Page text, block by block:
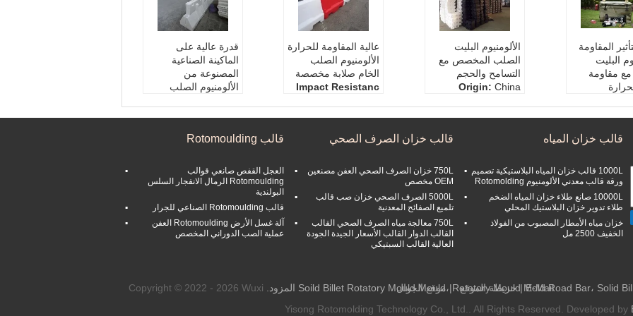
قدرة عالية على
الماكينة الصناعية
المصنوعة من
الألومنيوم الصلب
Color:Silver
Surface Treatment:
None
عالية المقاومة للحرارة
الألومنيوم الصلب
الخام صلابة مخصصة
Impact Resistanc
Weight:Customize
Material:
Aluminum
الألومنيوم البليت
الصلب المخصص مع
التسامح والحجم
Origin: China
Heat Resistance:
المقاومة
البليت
مقاومة
Strength:
قالب Rotomoulding
العجل القفص صانعي قوالب
Rotomoulding الرمال الانفجار السلس
البولندية
قالب Rotomoulding الصناعي للجرار
آلة غسل الأرض Rotomoulding العفن
عملية الصب الدوراني المخصص
قالب خزان الصرف الصحي
750L خزان الصرف الصحي العفن مصنعين
OEM مخصص
5000L الصرف الصحي خزان صب قالب
تلميع الصفائح المعدنية
750L معالجة مياه الصرف الصحي القالب
القالب الدوار القالب الأسعار الجيدة الجودة
العالية القالب السبتيكي
قالب خزان المياه
1000L قالب خزان المياه البلاستيكية تصميم
ورقة قالب معدني الألومنيوم Rotomolding
10000L صانع طلاء خزان المياه الضخم
طلاء تدوير خزان البلاستيك المحلي
خزان مياه الأمطار المصبوب من الفولاذ
الخفيف 2500 مل
E-Mail
|خريطة الموقع | موقع الجوال
Copyright © 2022 - 2026 Wuxi
Yisong Rotomolding Technology Co., Ltd.. All Rights Reserved. Developed by